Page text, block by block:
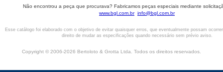
Não encontrou a peça que procurava? Fabricamos peças especiais mediante
www.bgl.com.br info@bgl.com.br
Esse catálogo foi elaborado com o objetivo de evitar quaisquer erros, que eventualmente possam
direito de mudar as especificações quando necessário sem prévio aviso.
Copyright © 2006-2026 Bertoloto & Grotta Ltda. Todos os direitos reservados.